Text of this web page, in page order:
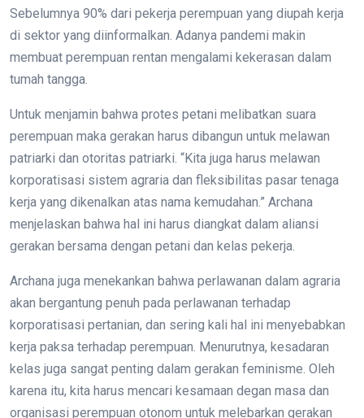
Sebelumnya 90% dari pekerja perempuan yang diupah kerja
di sektor yang diinformalkan. Adanya pandemi makin
membuat perempuan rentan mengalami kekerasan dalam
tumah tangga.
Untuk menjamin bahwa protes petani melibatkan suara
perempuan maka gerakan harus dibangun untuk melawan
patriarki dan otoritas patriarki. “Kita juga harus melawan
korporatisasi sistem agraria dan fleksibilitas pasar tenaga
kerja yang dikenalkan atas nama kemudahan.” Archana
menjelaskan bahwa hal ini harus diangkat dalam aliansi
gerakan bersama dengan petani dan kelas pekerja.
Archana juga menekankan bahwa perlawanan dalam agraria
akan bergantung penuh pada perlawanan terhadap
korporatisasi pertanian, dan sering kali hal ini menyebabkan
kerja paksa terhadap perempuan. Menurutnya, kesadaran
kelas juga sangat penting dalam gerakan feminisme. Oleh
karena itu, kita harus mencari kesamaan degan masa dan
organisasi perempuan otonom untuk melebarkan gerakan